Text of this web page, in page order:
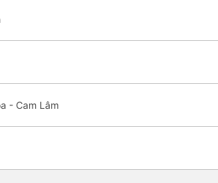
- Cam Lâm